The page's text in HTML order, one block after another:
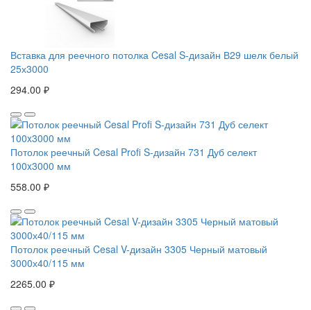
Вставка для реечного потолка Cesal S-дизайн В29 шелк белый
25х3000
294.00 ₽
Потолок реечный Cesal Profi S-дизайн 731 Дуб селект
100x3000 мм
558.00 ₽
Потолок реечный Cesal V-дизайн 3305 Черный матовый
3000х40/115 мм
2265.00 ₽